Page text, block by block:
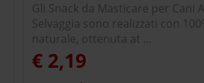
Gli Snack da Masticare per Cani
Selvaggia sono realizzati con
naturale, ottenuta at ...
€ 2,19